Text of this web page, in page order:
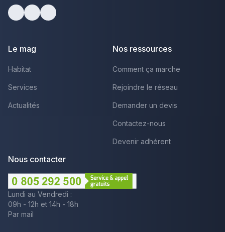
Le mag
Habitat
Services
Actualités
Nos ressources
Comment ça marche
Rejoindre le réseau
Demander un devis
Contactez-nous
Devenir adhérent
Nous contacter
Lundi au Vendredi :
09h - 12h et 14h - 18h
Par mail